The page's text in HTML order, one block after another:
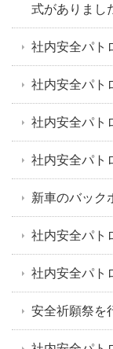
式がありまし
社内安全パト
社内安全パト
社内安全パト
社内安全パト
新車のバック
社内安全パト
社内安全パト
安全祈願祭を